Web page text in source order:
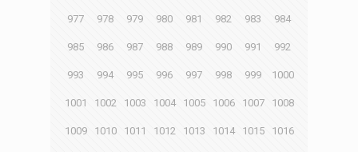
977 978 979 980 981 982 983 984
985 986 987 988 989 990 991 992
993 994 995 996 997 998 999 1000
1001 1002 1003 1004 1005 1006 1007 1008
1009 1010 1011 1012 1013 1014 1015 1016